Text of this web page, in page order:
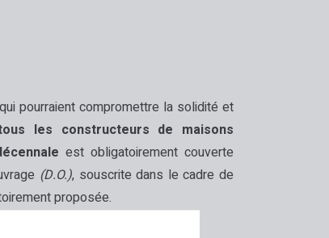
pourraient compromettre la solidité et
les constructeurs de maisons
est obligatoirement couverte
(D.O.), souscrite dans le cadre de
proposée.